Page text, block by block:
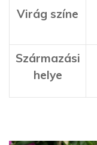
Virág színe
Származási
helye